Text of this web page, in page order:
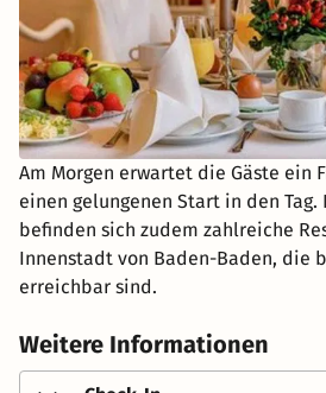
Am Morgen erwartet die Gäste ein
einen gelungenen Start in den
befinden sich zudem zahlreiche
Innenstadt von Baden-Baden, die
erreichbar sind.
Weitere Informationen